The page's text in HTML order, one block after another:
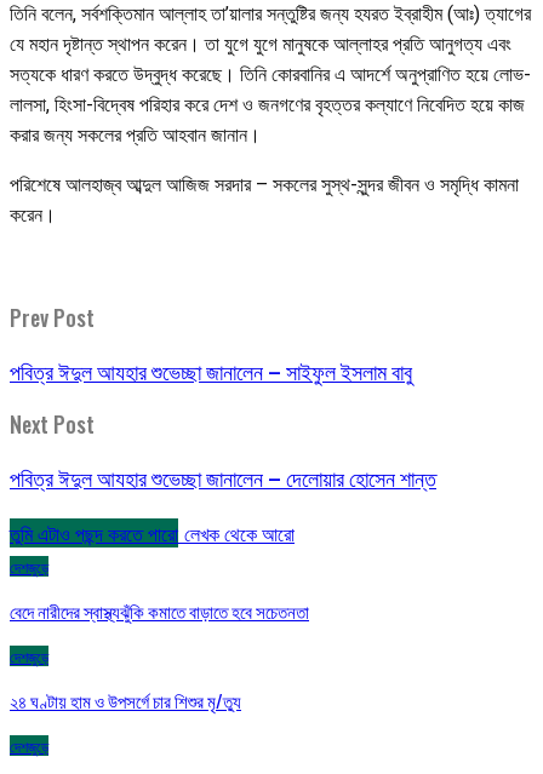
তিনি বলেন, সর্বশক্তিমান আল্লাহ তা’য়ালার সন্তুষ্টির জন্য হযরত ইব্রাহীম (আঃ) ত্যাগের
যে মহান দৃষ্টান্ত স্থাপন করেন। তা যুগে যুগে মানুষকে আল্লাহর প্রতি আনুগত্য এবং
সত্যকে ধারণ করতে উদ্বুদ্ধ করেছে। তিনি কোরবানির এ আদর্শে অনুপ্রাণিত হয়ে লোভ-
লালসা, হিংসা-বিদ্বেষ পরিহার করে দেশ ও জনগণের বৃহত্তর কল্যাণে নিবেদিত হয়ে কাজ
করার জন্য সকলের প্রতি আহবান জানান।
পরিশেষে আলহাজ্ব আব্দুল আজিজ সরদার – সকলের সুস্থ-সুন্দর জীবন ও সমৃদ্ধি কামনা
করেন।
Prev Post
পবিত্র ঈদুল আযহার শুভেচ্ছা জানালেন – সাইফুল ইসলাম বাবু
Next Post
পবিত্র ঈদুল আযহার শুভেচ্ছা জানালেন – দেলোয়ার হোসেন শান্ত
তুমি এটাও পছন্দ করতে পারো লেখক থেকে আরো
দেশজুড়ে
বেদে নারীদের স্বাস্থ্যঝুঁকি কমাতে বাড়াতে হবে সচেতনতা
দেশজুড়ে
২৪ ঘণ্টায় হাম ও উপসর্গে চার শিশুর মৃ/ত্যু
দেশজুড়ে